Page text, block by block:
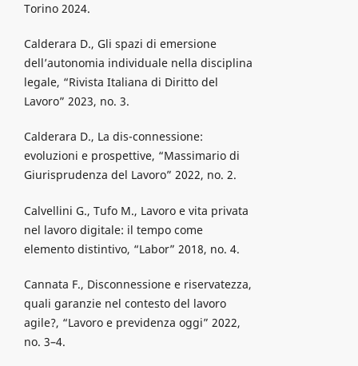
Torino 2024.
Calderara D., Gli spazi di emersione
dell’autonomia individuale nella disciplina
legale, “Rivista Italiana di Diritto del
Lavoro” 2023, no. 3.
Calderara D., La dis-connessione:
evoluzioni e prospettive, “Massimario di
Giurisprudenza del Lavoro” 2022, no. 2.
Calvellini G., Tufo M., Lavoro e vita privata
nel lavoro digitale: il tempo come
elemento distintivo, “Labor” 2018, no. 4.
Cannata F., Disconnessione e riservatezza,
quali garanzie nel contesto del lavoro
agile?, “Lavoro e previdenza oggi” 2022,
no. 3–4.